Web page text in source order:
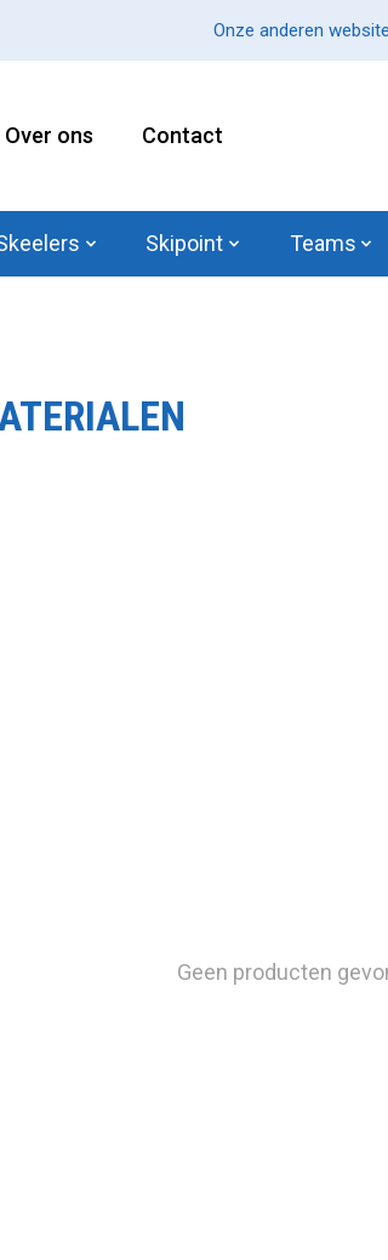
Onze anderen
Over ons Contact
Skipoint Teams
Geen producten